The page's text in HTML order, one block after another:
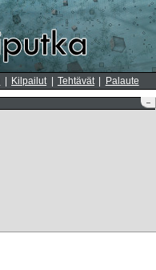
Kilpailut Tehtävät Palaute
–